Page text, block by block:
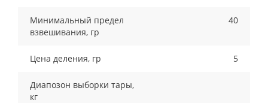
Минимальный предел
взвешивания, гр
40
Цена деления, гр 5
Диапозон выборки тары,
кг